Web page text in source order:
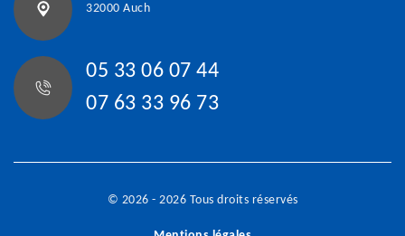
32000 Auch
05 33 06 07 44
07 63 33 96 73
© 2026 - 2026 Tous droits réservés